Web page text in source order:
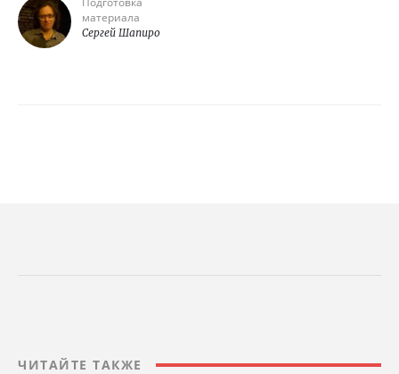
материала
Сергей Шапиро
ЧИТАЙТЕ ТАКЖЕ